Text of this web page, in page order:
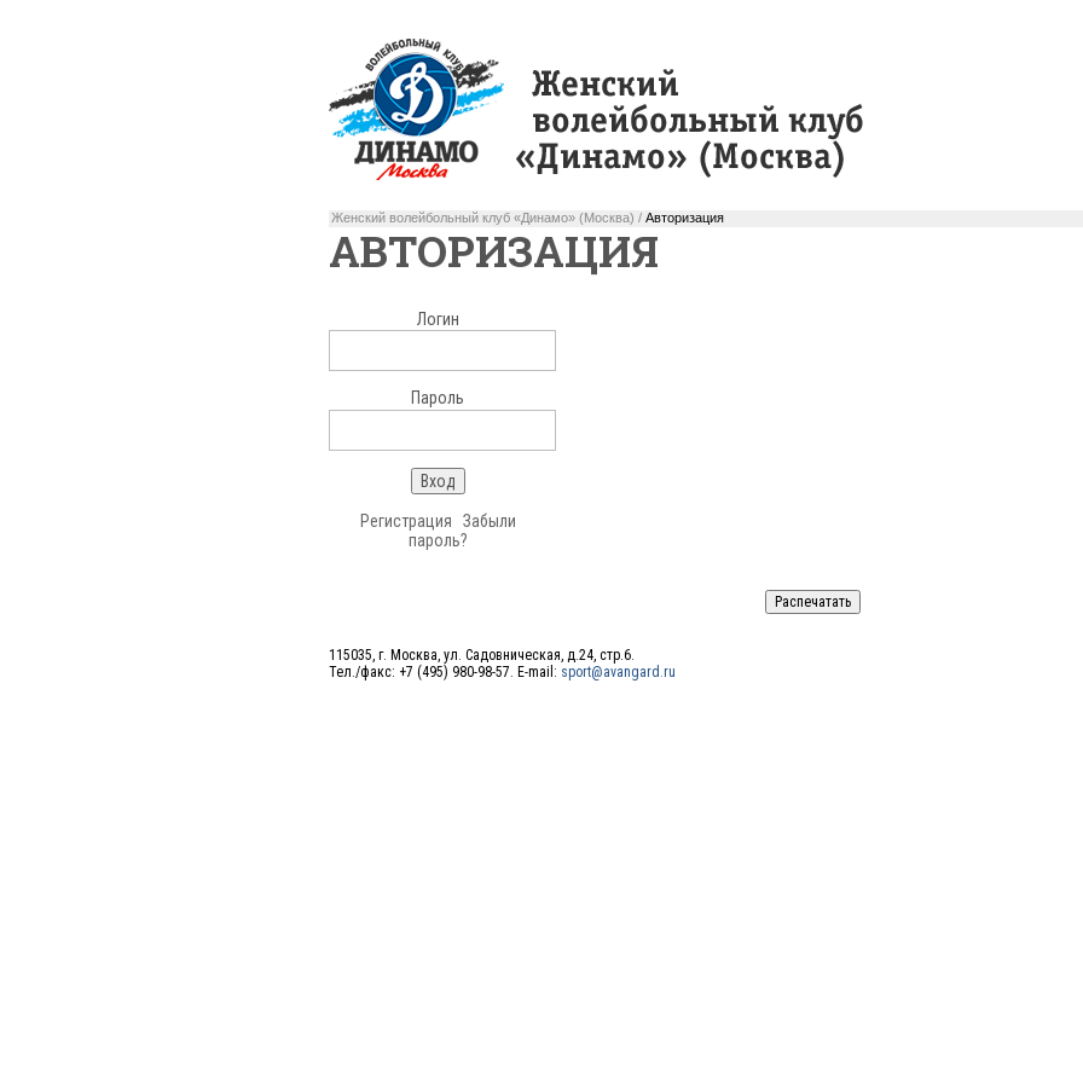
Женский волейбольный клуб «Динамо» (Москва) / Авторизация
АВТОРИЗАЦИЯ
Логин
Пароль
Регистрация
Забыли
пароль?
115035, г. Москва, ул. Садовническая, д.24, стр.6.
Тел./факс: +7 (495) 980-98-57. E-mail: sport@avangard.ru